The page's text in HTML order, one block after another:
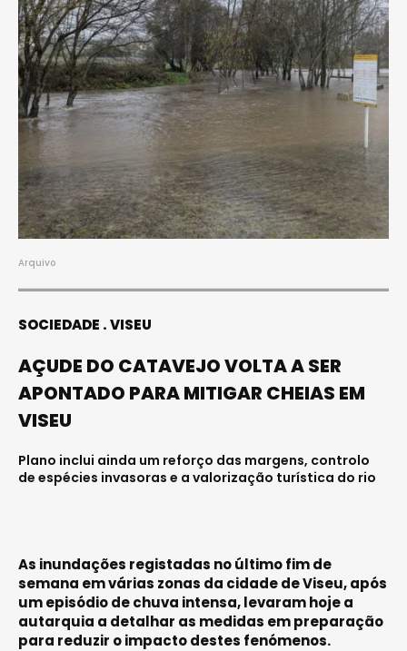
Arquivo
SOCIEDADE VISEU
AÇUDE DO CATAVEJO VOLTA A SER
APONTADO PARA MITIGAR CHEIAS EM
VISEU
Plano inclui ainda um reforço das margens, controlo
de espécies invasoras e a valorização turística do rio
As inundações registadas no último fim de
semana em várias zonas da cidade de Viseu, após
um episódio de chuva intensa, levaram hoje a
autarquia a detalhar as medidas em preparação
para reduzir o impacto destes fenómenos.